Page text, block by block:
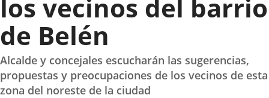
los vecinos del barrio
de Belén
Alcalde y concejales escucharán las sugerencias,
propuestas y preocupaciones de los vecinos de esta
zona del noreste de la ciudad